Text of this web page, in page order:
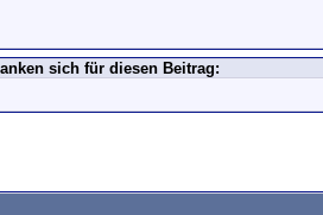
sich für diesen Beitrag: